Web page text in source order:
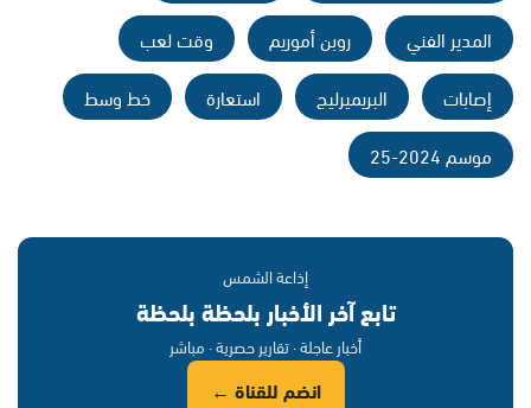
المدير الفني
روبن أموريم
وقت لعب
إصابات
البريميرليج استعارة
خط وسط
موسم 2024-25
إذاعة الشمس
تابع آخر الأخبار بلحظة بلحظة
أخبار عاجلة · تقارير حصرية · مباشر
انضم للقناة ←